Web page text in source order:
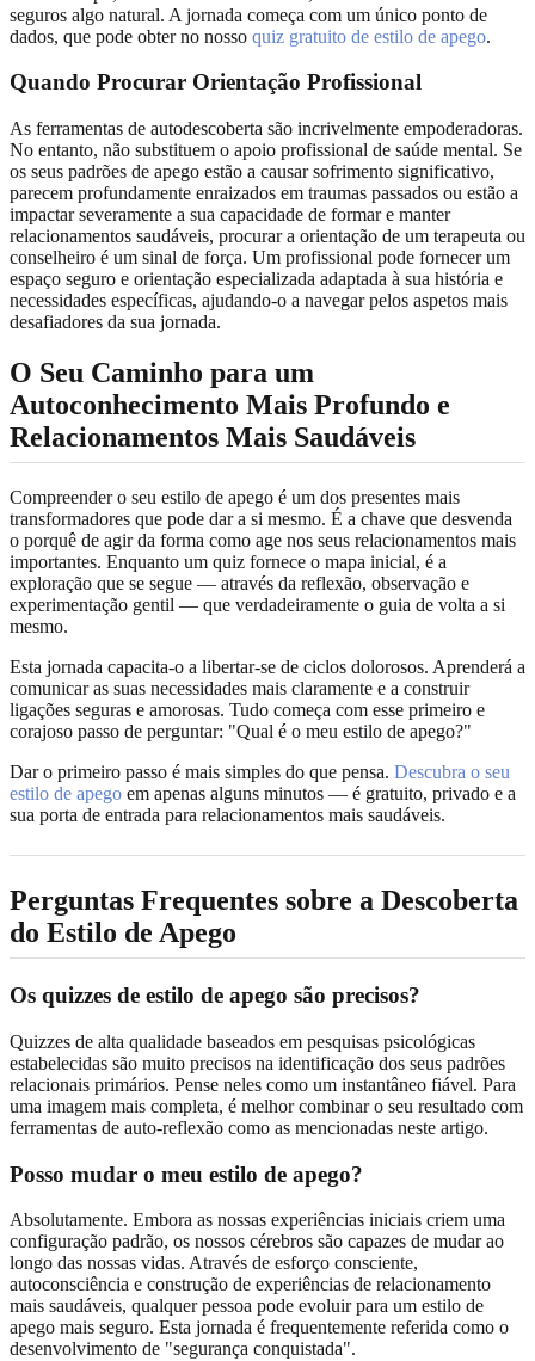
seguros algo natural. A jornada começa com um único ponto de
dados, que pode obter no nosso quiz gratuito de estilo de apego.
Quando Procurar Orientação Profissional
As ferramentas de autodescoberta são incrivelmente empoderadoras.
No entanto, não substituem o apoio profissional de saúde mental. Se
os seus padrões de apego estão a causar sofrimento significativo,
parecem profundamente enraizados em traumas passados ou estão a
impactar severamente a sua capacidade de formar e manter
relacionamentos saudáveis, procurar a orientação de um terapeuta ou
conselheiro é um sinal de força. Um profissional pode fornecer um
espaço seguro e orientação especializada adaptada à sua história e
necessidades específicas, ajudando-o a navegar pelos aspetos mais
desafiadores da sua jornada.
O Seu Caminho para um
Autoconhecimento Mais Profundo e
Relacionamentos Mais Saudáveis
Compreender o seu estilo de apego é um dos presentes mais
transformadores que pode dar a si mesmo. É a chave que desvenda
o porquê de agir da forma como age nos seus relacionamentos mais
importantes. Enquanto um quiz fornece o mapa inicial, é a
exploração que se segue — através da reflexão, observação e
experimentação gentil — que verdadeiramente o guia de volta a si
mesmo.
Esta jornada capacita-o a libertar-se de ciclos dolorosos. Aprenderá a
comunicar as suas necessidades mais claramente e a construir
ligações seguras e amorosas. Tudo começa com esse primeiro e
corajoso passo de perguntar: "Qual é o meu estilo de apego?"
Dar o primeiro passo é mais simples do que pensa. Descubra o seu
estilo de apego em apenas alguns minutos — é gratuito, privado e a
sua porta de entrada para relacionamentos mais saudáveis.
Perguntas Frequentes sobre a Descoberta
do Estilo de Apego
Os quizzes de estilo de apego são precisos?
Quizzes de alta qualidade baseados em pesquisas psicológicas
estabelecidas são muito precisos na identificação dos seus padrões
relacionais primários. Pense neles como um instantâneo fiável. Para
uma imagem mais completa, é melhor combinar o seu resultado com
ferramentas de auto-reflexão como as mencionadas neste artigo.
Posso mudar o meu estilo de apego?
Absolutamente. Embora as nossas experiências iniciais criem uma
configuração padrão, os nossos cérebros são capazes de mudar ao
longo das nossas vidas. Através de esforço consciente,
autoconsciência e construção de experiências de relacionamento
mais saudáveis, qualquer pessoa pode evoluir para um estilo de
apego mais seguro. Esta jornada é frequentemente referida como o
desenvolvimento de "segurança conquistada".